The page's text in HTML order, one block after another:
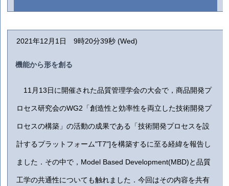
2021年12月1日 9時20分39秒 (Wed)
機能から形を創る
11月13日に開催された品質管理学会の大会で，商品開発プ
ロセス研究会のWG2「創造性と効率性を両立した技術開発プ
ロセスの構築」の活動の成果である「技術開発プロセスを設
計するプラットフォーム"T7"]を構築するに至る経緯を報告し
ました．その中で，Model Based Development(MBD)と品質
工学の共通性についても触れました．今回はその内容を共有